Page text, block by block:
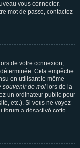
vous connecter.
mot de passe, contactez
lors de votre connexion,
Cela empêche
en utilisant le même
souvenir de moi lors de la
un ordinateur public pour
etc.). Si vous ne voyez
forum a désactivé cette